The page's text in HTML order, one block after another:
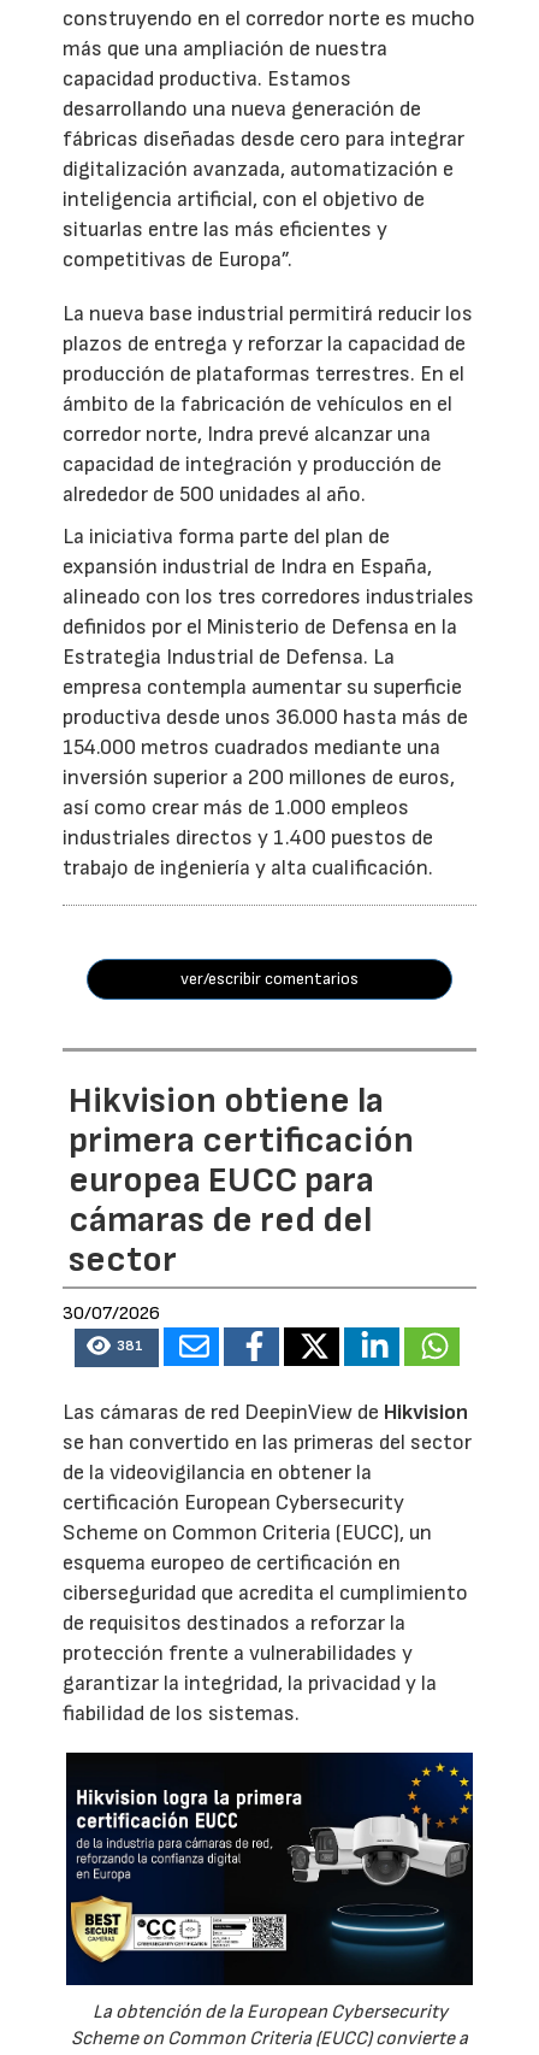
construyendo en el corredor norte es mucho
más que una ampliación de nuestra
capacidad productiva. Estamos
desarrollando una nueva generación de
fábricas diseñadas desde cero para integrar
digitalización avanzada, automatización e
inteligencia artificial, con el objetivo de
situarlas entre las más eficientes y
competitivas de Europa”.
La nueva base industrial permitirá reducir los
plazos de entrega y reforzar la capacidad de
producción de plataformas terrestres. En el
ámbito de la fabricación de vehículos en el
corredor norte, Indra prevé alcanzar una
capacidad de integración y producción de
alrededor de 500 unidades al año.
La iniciativa forma parte del plan de
expansión industrial de Indra en España,
alineado con los tres corredores industriales
definidos por el Ministerio de Defensa en la
Estrategia Industrial de Defensa. La
empresa contempla aumentar su superficie
productiva desde unos 36.000 hasta más de
154.000 metros cuadrados mediante una
inversión superior a 200 millones de euros,
así como crear más de 1.000 empleos
industriales directos y 1.400 puestos de
trabajo de ingeniería y alta cualificación.
ver/escribir comentarios
Hikvision obtiene la
primera certificación
europea EUCC para
cámaras de red del
sector
30/07/2026
381
Las cámaras de red DeepinView de Hikvision
se han convertido en las primeras del sector
de la videovigilancia en obtener la
certificación European Cybersecurity
Scheme on Common Criteria (EUCC), un
esquema europeo de certificación en
ciberseguridad que acredita el cumplimiento
de requisitos destinados a reforzar la
protección frente a vulnerabilidades y
garantizar la integridad, la privacidad y la
fiabilidad de los sistemas.
La obtención de la European Cybersecurity
Scheme on Common Criteria (EUCC) convierte a